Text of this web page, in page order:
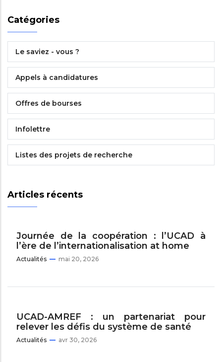
Catégories
Le saviez - vous ?
Appels à candidatures
Offres de bourses
Infolettre
Listes des projets de recherche
Articles récents
Journée de la coopération : l’UCAD à
l’ère de l’internationalisation at home
Actualités mai 20, 2026
UCAD-AMREF : un partenariat pour
relever les défis du système de santé
Actualités avr 30, 2026